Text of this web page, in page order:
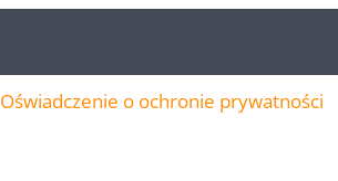
Oświadczenie o ochronie prywatności